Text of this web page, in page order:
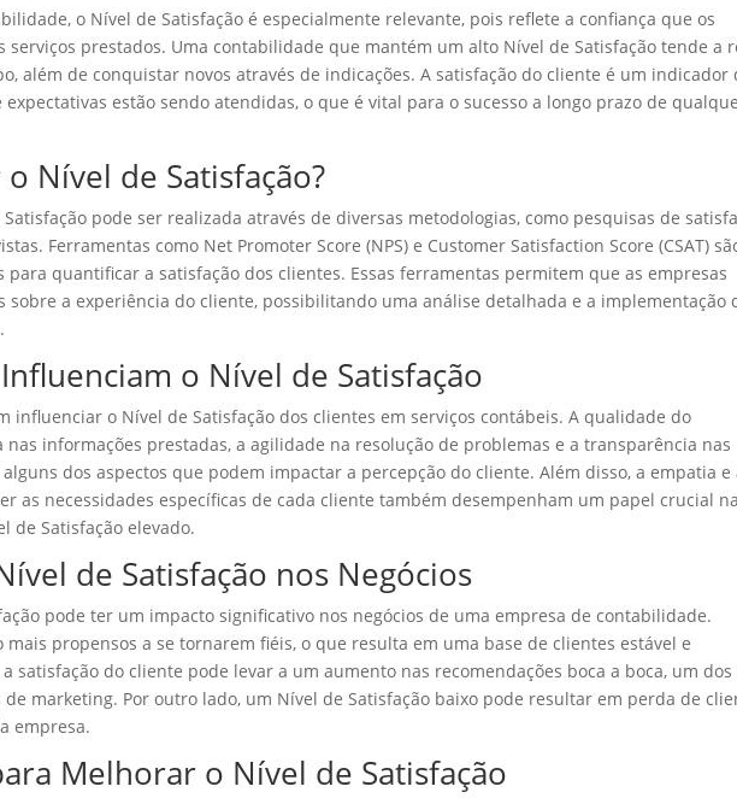
o Nível de Satisfação é especialmente relevante, pois reflete a confiança que os
serviços prestados. Uma contabilidade que mantém um alto Nível de Satisfação tende a
além de conquistar novos através de indicações. A satisfação do cliente é um indicador
expectativas estão sendo atendidas, o que é vital para o sucesso a longo prazo de
Nível de Satisfação?
pode ser realizada através de diversas metodologias, como pesquisas de
Ferramentas como Net Promoter Score (NPS) e Customer Satisfaction Score (CSAT)
quantificar a satisfação dos clientes. Essas ferramentas permitem que as empresas
sobre a experiência do cliente, possibilitando uma análise detalhada e a implementação
o Nível de Satisfação
influenciar o Nível de Satisfação dos clientes em serviços contábeis. A qualidade do
nas informações prestadas, a agilidade na resolução de problemas e a transparência nas
dos aspectos que podem impactar a percepção do cliente. Além disso, a empatia e
as necessidades específicas de cada cliente também desempenham um papel crucial na
de Satisfação elevado.
de Satisfação nos Negócios
pode ter um impacto significativo nos negócios de uma empresa de contabilidade.
mais propensos a se tornarem fiéis, o que resulta em uma base de clientes estável e
satisfação do cliente pode levar a um aumento nas recomendações boca a boca, um dos
de marketing. Por outro lado, um Nível de Satisfação baixo pode resultar em perda de
empresa.
Melhorar o Nível de Satisfação